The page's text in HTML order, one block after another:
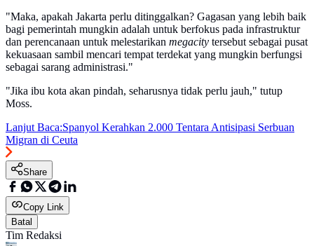
"Maka, apakah Jakarta perlu ditinggalkan? Gagasan yang lebih baik
bagi pemerintah mungkin adalah untuk berfokus pada infrastruktur
dan perencanaan untuk melestarikan megacity tersebut sebagai pusat
kekuasaan sambil mencari tempat terdekat yang mungkin berfungsi
sebagai sarang administrasi."
"Jika ibu kota akan pindah, seharusnya tidak perlu jauh," tutup
Moss.
Lanjut Baca:Spanyol Kerahkan 2.000 Tentara Antisipasi Serbuan
Migran di Ceuta
Share
Copy Link
Batal
Tim Redaksi